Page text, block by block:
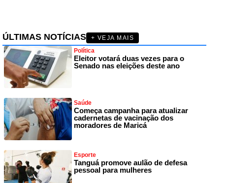
ÚLTIMAS NOTÍCIAS
+ VEJA MAIS
Política
Eleitor votará duas vezes para o
Senado nas eleições deste ano
Saúde
Começa campanha para atualizar
cadernetas de vacinação dos
moradores de Maricá
Esporte
Tanguá promove aulão de defesa
pessoal para mulheres